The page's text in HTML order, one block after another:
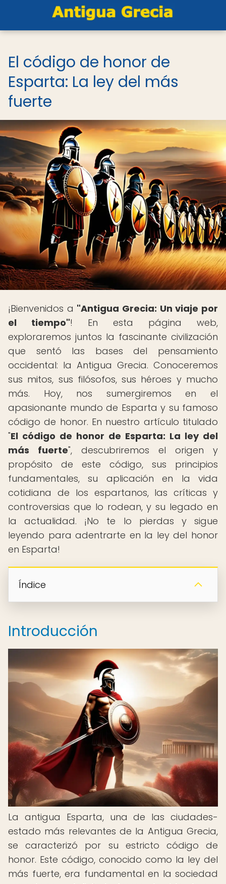
El código de honor de
Esparta: La ley del más
fuerte
¡Bienvenidos a "Antigua Grecia: Un viaje por
el tiempo"! En esta página web,
exploraremos juntos la fascinante civilización
que sentó las bases del pensamiento
occidental: la Antigua Grecia. Conoceremos
sus mitos, sus filósofos, sus héroes y mucho
más. Hoy, nos sumergiremos en el
apasionante mundo de Esparta y su famoso
código de honor. En nuestro artículo titulado
"El código de honor de Esparta: La ley del
más fuerte", descubriremos el origen y
propósito de este código, sus principios
fundamentales, su aplicación en la vida
cotidiana de los espartanos, las críticas y
controversias que lo rodean, y su legado en
la actualidad. ¡No te lo pierdas y sigue
leyendo para adentrarte en la ley del honor
en Esparta!
Índice
Introducción
La antigua Esparta, una de las ciudades-
estado más relevantes de la Antigua Grecia,
se caracterizó por su estricto código de
honor. Este código, conocido como la ley del
más fuerte, era fundamental en la sociedad